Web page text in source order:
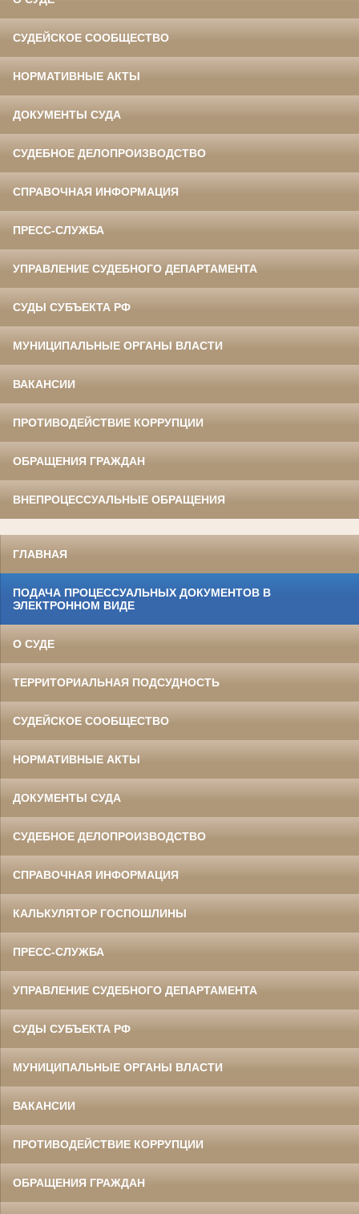
СУДЕЙСКОЕ СООБЩЕСТВО
НОРМАТИВНЫЕ АКТЫ
ДОКУМЕНТЫ СУДА
СУДЕБНОЕ ДЕЛОПРОИЗВОДСТВО
СПРАВОЧНАЯ ИНФОРМАЦИЯ
ПРЕСС-СЛУЖБА
УПРАВЛЕНИЕ СУДЕБНОГО ДЕПАРТАМЕНТА
СУДЫ СУБЪЕКТА РФ
МУНИЦИПАЛЬНЫЕ ОРГАНЫ ВЛАСТИ
ВАКАНСИИ
ПРОТИВОДЕЙСТВИЕ КОРРУПЦИИ
ОБРАЩЕНИЯ ГРАЖДАН
ВНЕПРОЦЕССУАЛЬНЫЕ ОБРАЩЕНИЯ
ГЛАВНАЯ
ПОДАЧА ПРОЦЕССУАЛЬНЫХ ДОКУМЕНТОВ В
ЭЛЕКТРОННОМ ВИДЕ
О СУДЕ
ТЕРРИТОРИАЛЬНАЯ ПОДСУДНОСТЬ
СУДЕЙСКОЕ СООБЩЕСТВО
НОРМАТИВНЫЕ АКТЫ
ДОКУМЕНТЫ СУДА
СУДЕБНОЕ ДЕЛОПРОИЗВОДСТВО
СПРАВОЧНАЯ ИНФОРМАЦИЯ
КАЛЬКУЛЯТОР ГОСПОШЛИНЫ
ПРЕСС-СЛУЖБА
УПРАВЛЕНИЕ СУДЕБНОГО ДЕПАРТАМЕНТА
СУДЫ СУБЪЕКТА РФ
МУНИЦИПАЛЬНЫЕ ОРГАНЫ ВЛАСТИ
ВАКАНСИИ
ПРОТИВОДЕЙСТВИЕ КОРРУПЦИИ
ОБРАЩЕНИЯ ГРАЖДАН